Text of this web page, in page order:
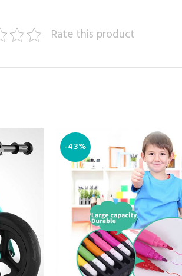
Rate this product
-43%